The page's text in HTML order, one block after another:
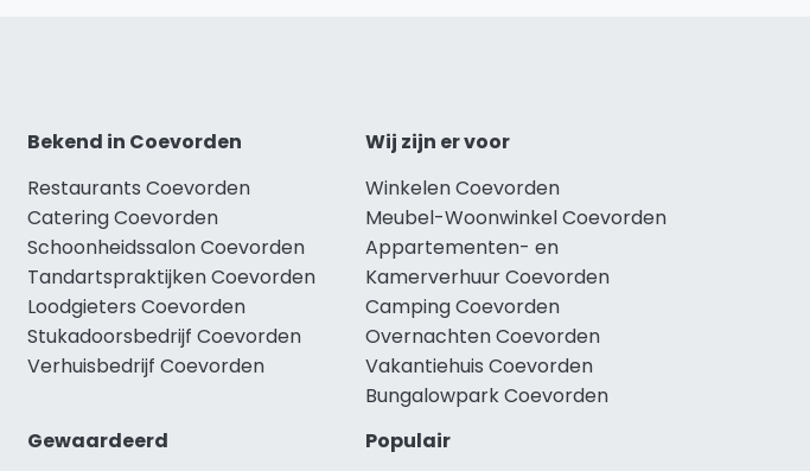
Bekend in Coevorden
Restaurants Coevorden
Catering Coevorden
Schoonheidssalon Coevorden
Tandartspraktijken Coevorden
Loodgieters Coevorden
Stukadoorsbedrijf Coevorden
Verhuisbedrijf Coevorden
Wij zijn er voor
Winkelen Coevorden
Meubel-Woonwinkel Coevorden
Appartementen- en
Kamerverhuur Coevorden
Camping Coevorden
Overnachten Coevorden
Vakantiehuis Coevorden
Bungalowpark Coevorden
Gewaardeerd
Populair